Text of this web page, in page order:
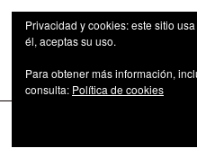
Las series de
Privacidad y cookies: este sitio
él, aceptas su uso.
Para obtener más información,
consulta: Política de cookies